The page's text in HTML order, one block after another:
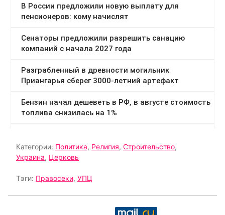
Категории: Политика, Религия, Строительство,
Украина, Церковь
Тэги: Правосеки, УПЦ